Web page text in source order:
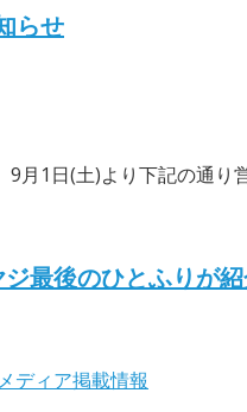
らせ
月1日(土)より下記の通
最後のひとふりが
ディア掲載情報